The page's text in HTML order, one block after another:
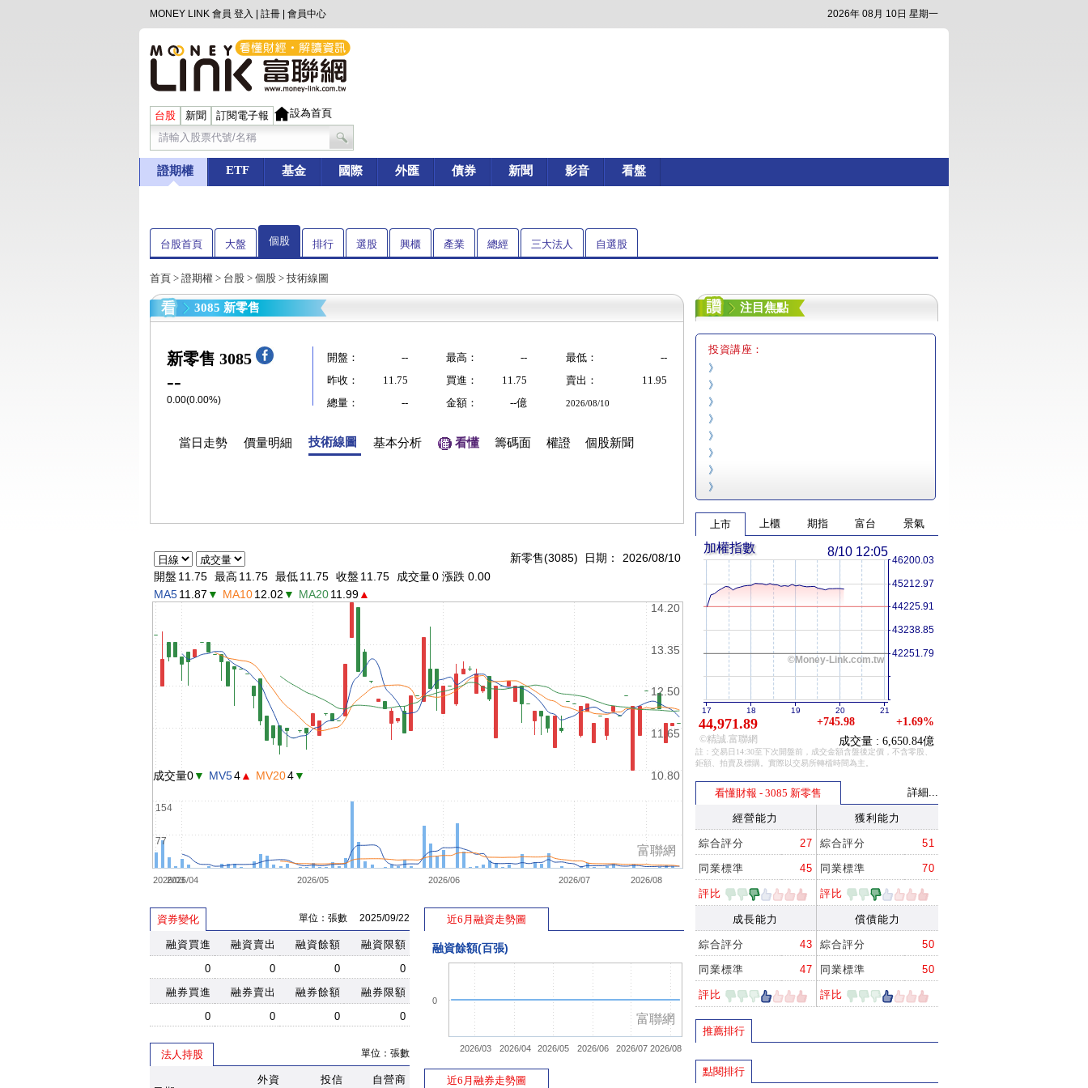
MONEY LINK 會員 登入 註冊 會員中心 2026年 08月 10日 星期一
台股 新聞 訂閱電子報 設為首頁
證期權 ETF 基金 國際 外匯 債券 新聞 影音 看盤
台股首頁 大盤 個股 排行 選股 興櫃 產業 總經 三大法人 自選股
首頁 > 證期權 > 台股 > 個股 > 技術線圖
3085 新零售
新零售 3085
--
0.00(0.00%)
開盤： -- 最高： -- 最低：
--
昨收：
11.75 買進： 11.75 賣出：
11.95
總量：
-- 金額： --億 2026/08/10
當日走勢 價量明細 技術線圖 基本分析 看懂 籌碼面 權證 個股新聞
新零售(3085) 日期：
2026/08/10
開盤 11.75 最高 11.75 最低11.75 收盤 11.75 成交量0 漲跌 0.00
MA511.87 ▼ MA1012.02 ▼ MA2011.99▲
2026/03
2026/04 2026/05 2026/06 2026/07 2026/08
10.80
11.65
12.50
13.35
14.20
77
154
富聯網
成交量0▼ MV54▲ MV204▼
資券變化 單位：張數 2025/09/22
融資買進 融資賣出 融資餘額
融資限額
0
0 0
0
融券買進
融券賣出 融券餘額
融券限額
0
0 0 0
法人持股 單位：張數
外資 投信 自營商
近6月融資走勢圖
融資餘額(百張)
2026/03 2026/04 2026/05 2026/06 2026/07 2026/08
0
富聯網
近6月融券走勢圖
注目焦點
投資講座：
》
》
》
》
》
》
》
》
上市 上櫃 期指 富台 景氣
©Money-Link.com.tw
8/10 12:05
44,971.89 +745.98
+1.69%
成交量 : 6,650.84億
加權指數
17 18 19 20 21
©精誠.富聯網
42251.79
43238.85
44225.91
45212.97
46200.03
註：交易日14:30至下次開盤前，成交金額含盤後定價，不含零股、
鉅額、拍賣及標購。實際以交易所轉檔時間為主。
看懂財報 - 3085 新零售 詳細...
經營能力 獲利能力
綜合評分 27 綜合評分 51
同業標準 45 同業標準 70
評比 評比
成長能力 償債能力
綜合評分 43 綜合評分 50
同業標準 47 同業標準 50
評比 評比
推薦排行
點閱排行